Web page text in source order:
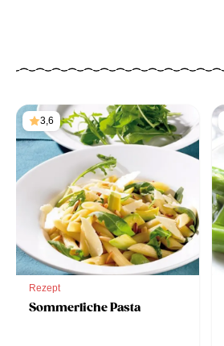
3,6
Rezept
Sommerliche Pasta